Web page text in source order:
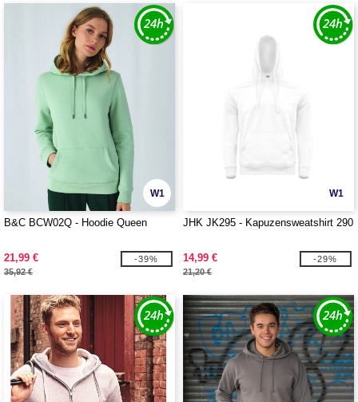
W1
B&C BCW02Q - Hoodie Queen
21,99 €
35,92 €
-39%
W1
JHK JK295 - Kapuzensweatshirt 290
14,99 €
21,20 €
-29%